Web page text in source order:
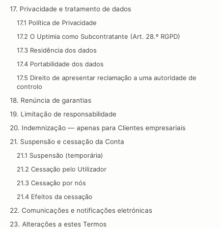
17. Privacidade e tratamento de dados
17.1 Política de Privacidade
17.2 O Uptimia como Subcontratante (Art. 28.º RGPD)
17.3 Residência dos dados
17.4 Portabilidade dos dados
17.5 Direito de apresentar reclamação a uma autoridade de
controlo
18. Renúncia de garantias
19. Limitação de responsabilidade
20. Indemnização — apenas para Clientes empresariais
21. Suspensão e cessação da Conta
21.1 Suspensão (temporária)
21.2 Cessação pelo Utilizador
21.3 Cessação por nós
21.4 Efeitos da cessação
22. Comunicações e notificações eletrónicas
23. Alterações a estes Termos